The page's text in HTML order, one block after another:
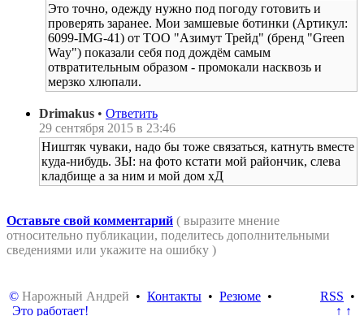
Это точно, одежду нужно под погоду готовить и
проверять заранее. Мои замшевые ботинки (Артикул:
6099-IMG-41) от ТОО "Азимут Трейд" (бренд "Green
Way") показали себя под дождём самым
отвратительным образом - промокали насквозь и
мерзко хлюпали.
Drimakus • Ответить
29 сентября 2015 в 23:46
Ништяк чуваки, надо бы тоже связаться, катнуть вместе
куда-нибудь. ЗЫ: на фото кстати мой райончик, слева
кладбище а за ним и мой дом хД
Оставьте свой комментарий ( выразите мнение
относительно публикации, поделитесь дополнительными
сведениями или укажите на ошибку )
© Нарожный Андрей • Контакты • Резюме •
Это работает!
RSS •
↑ ↑